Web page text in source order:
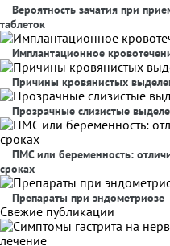
Вероятность зачатия при
таблеток
Имплантационное
Причины кровянистых
Прозрачные слизистые
ПМС или беременность:
сроках
Препараты при эндометриозе
Свежие публикации